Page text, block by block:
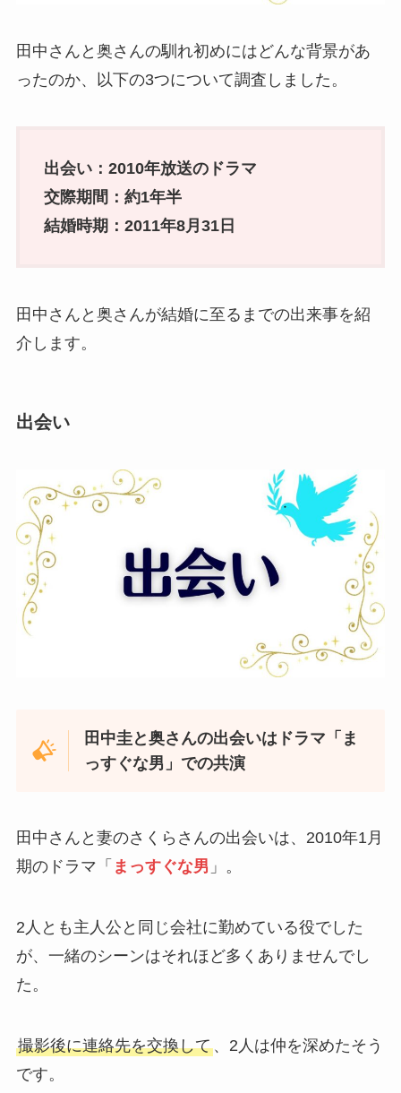
田中さんと奥さんの馴れ初めにはどんな背景があ
ったのか、以下の3つについて調査しました。
出会い：2010年放送のドラマ
交際期間：約1年半
結婚時期：2011年8月31日
田中さんと奥さんが結婚に至るまでの出来事を紹
介します。
出会い
田中圭と奥さんの出会いはドラマ「ま
っすぐな男」での共演
田中さんと妻のさくらさんの出会いは、2010年1月
期のドラマ「 まっすぐな男 」。
2人とも主人公と同じ会社に勤めている役でした
が、一緒のシーンはそれほど多くありませんでし
た。
撮影後に連絡先を交換して、2人は仲を深めたそう
です。